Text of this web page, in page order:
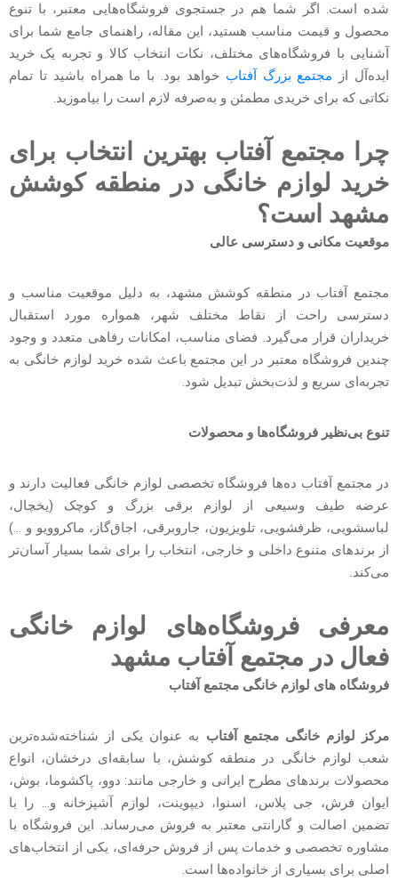
شده است. اگر شما هم در جستجوی فروشگاه‌هایی معتبر، با تنوع
محصول و قیمت مناسب هستید، این مقاله، راهنمای جامع شما برای
آشنایی با فروشگاه‌های مختلف، نکات انتخاب کالا و تجربه یک خرید
ایده‌آل از مجتمع بزرگ آفتاب خواهد بود. با ما همراه باشید تا تمام
نکاتی که برای خریدی مطمئن و به‌صرفه لازم است را بیاموزید.
چرا مجتمع آفتاب بهترین انتخاب برای
خرید لوازم خانگی در منطقه کوشش
مشهد است؟
موقعیت مکانی و دسترسی عالی
مجتمع آفتاب در منطقه کوشش مشهد، به دلیل موقعیت مناسب و
دسترسی راحت از نقاط مختلف شهر، همواره مورد استقبال
خریداران قرار می‌گیرد. فضای مناسب، امکانات رفاهی متعدد و وجود
چندین فروشگاه معتبر در این مجتمع باعث شده خرید لوازم خانگی به
تجربه‌ای سریع و لذت‌بخش تبدیل شود.
تنوع بی‌نظیر فروشگاه‌ها و محصولات
در مجتمع آفتاب ده‌ها فروشگاه تخصصی لوازم خانگی فعالیت دارند و
عرضه طیف وسیعی از لوازم برقی بزرگ و کوچک (یخچال،
لباسشویی، ظرفشویی، تلویزیون، جاروبرقی، اجاق‌گاز، ماکروویو و …)
از برندهای متنوع داخلی و خارجی، انتخاب را برای شما بسیار آسان‌تر
می‌کند.
معرفی فروشگاه‌های لوازم خانگی
فعال در مجتمع آفتاب مشهد
فروشگاه های لوازم خانگی مجتمع آفتاب
مرکز لوازم خانگی مجتمع آفتاب به عنوان یکی از شناخته‌شده‌ترین
شعب لوازم خانگی در منطقه کوشش، با سابقه‌ای درخشان، انواع
محصولات برندهای مطرح ایرانی و خارجی مانند: دوو، پاکشوما، بوش،
ایوان فرش، جی پلاس، اسنوا، دیپوینت، لوازم آشپزخانه و… را با
تضمین اصالت و گارانتی معتبر به فروش می‌رساند. این فروشگاه با
مشاوره تخصصی و خدمات پس از فروش حرفه‌ای، یکی از انتخاب‌های
اصلی برای بسیاری از خانواده‌ها است.